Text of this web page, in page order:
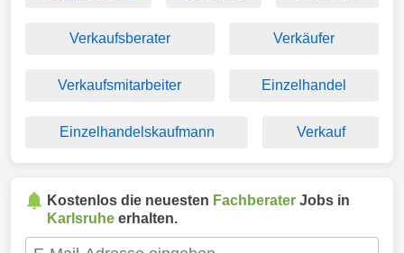
Verkaufsberater Verkäufer
Verkaufsmitarbeiter Einzelhandel
Einzelhandelskaufmann Verkauf
Kostenlos die neuesten Fachberater Jobs in
Karlsruhe erhalten.